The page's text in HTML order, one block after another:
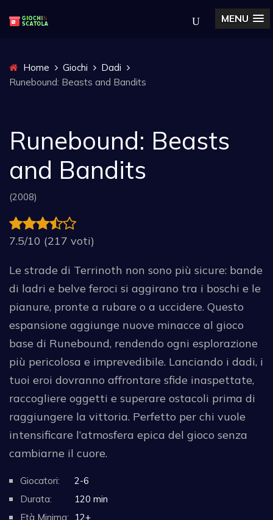
MENU
Home Giochi
Dadi
Runebound: Beasts and Bandits
Runebound: Beasts
and Bandits
(2008)
7.5/10 (217 voti)
Le strade di Terrinoth non sono più sicure: bande
di ladri e belve feroci si aggirano tra i boschi e le
pianure, pronte a rubare o a uccidere. Questo
espansione aggiunge nuove minacce al gioco
base di Runebound, rendendo ogni esplorazione
più pericolosa e imprevedibile. Lanciando i dadi, i
tuoi eroi dovranno affrontare sfide inaspettate,
raccogliere oggetti e superare ostacoli prima di
raggiungere la vittoria. Perfetto per chi vuole
intensificare l’atmosfera epica del gioco senza
cambiarne il cuore.
Giocatori:
2-6
Durata:
120 min
Età Minima:
12+